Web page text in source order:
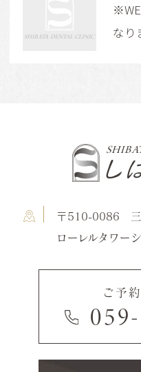
なり
〒510-0086 三
ローレルタワー
ご予